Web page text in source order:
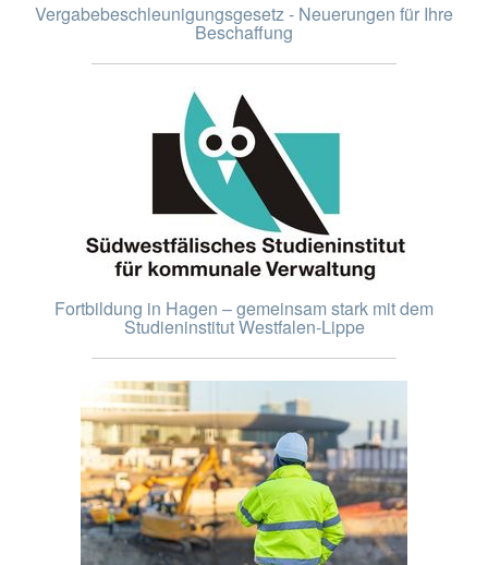
Vergabebeschleunigungsgesetz - Neuerungen für Ihre
Beschaffung
Fortbildung in Hagen – gemeinsam stark mit dem
Studieninstitut Westfalen-Lippe